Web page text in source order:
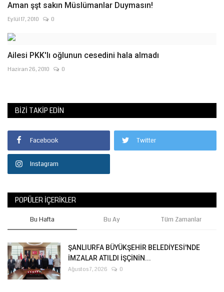
Aman şşt sakın Müslümanlar Duymasın!
Eylül 17, 2010 0
Ailesi PKK'lı oğlunun cesedini hala almadı
Haziran 26, 2010 0
BIZI TAKIP EDIN
Facebook Twitter
Instagram
POPÜLER İÇERIKLER
Bu Hafta Bu Ay Tüm Zamanlar
ŞANLIURFA BÜYÜKŞEHİR BELEDİYESİ'NDE
İMZALAR ATILDI İŞÇİNİN...
Ağustos 7, 2026 0